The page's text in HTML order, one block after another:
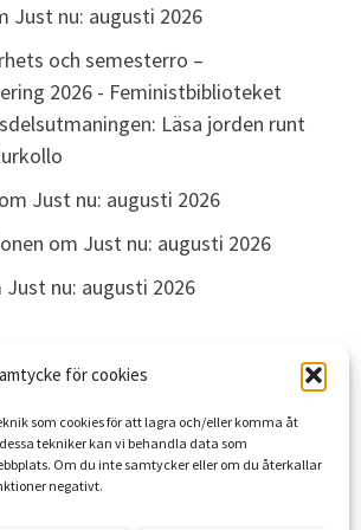
för cookies
som cookies för att lagra och/eller komma åt
tekniker kan vi behandla data som
Om du inte samtycker eller om du återkallar
negativt.
Just nu: augusti 2026
och semesterro –
2026 - Feministbiblioteket
Läsa jorden runt
Just nu: augusti 2026
om Just nu: augusti 2026
Just nu: augusti 2026